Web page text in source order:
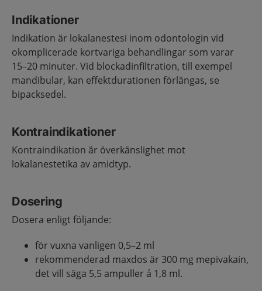
Indikationer
Indikation är lokalanestesi inom odontologin vid
okomplicerade kortvariga behandlingar som varar
15–20 minuter. Vid blockadinfiltration, till exempel
mandibular, kan effektdurationen förlängas, se
bipacksedel.
Kontraindikationer
Kontraindikation är överkänslighet mot
lokalanestetika av amidtyp.
Dosering
Dosera enligt följande:
för vuxna vanligen 0,5–2 ml
rekommenderad maxdos är 300 mg mepivakain,
det vill säga 5,5 ampuller á 1,8 ml.